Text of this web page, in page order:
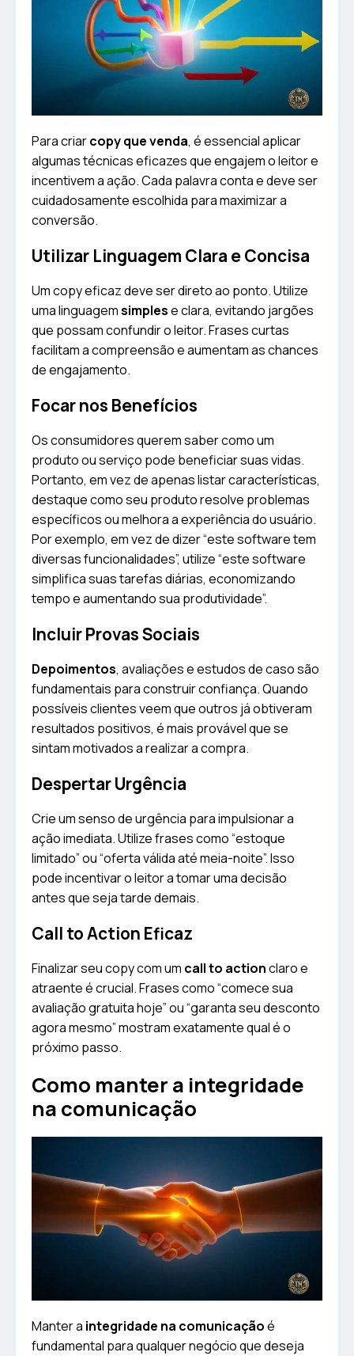
Para criarcopy que venda, é essencial aplicar
algumas técnicas eficazes que engajem o leitor e
incentivem a ação. Cada palavra conta e deve ser
cuidadosamente escolhida para maximizar a
conversão.
Utilizar Linguagem Clara e Concisa
Um copy eficaz deve ser direto ao ponto. Utilize
uma linguagemsimplese clara, evitando jargões
que possam confundir o leitor. Frases curtas
facilitam a compreensão e aumentam as chances
de engajamento.
Focar nos Benefícios
Os consumidores querem saber como um
produto ou serviço pode beneficiar suas vidas.
Portanto, em vez de apenas listar características,
destaque como seu produto resolve problemas
específicos ou melhora a experiência do usuário.
Por exemplo, em vez de dizer “este software tem
diversas funcionalidades”, utilize “este software
simplifica suas tarefas diárias, economizando
tempo e aumentando sua produtividade”.
Incluir Provas Sociais
Depoimentos, avaliações e estudos de caso são
fundamentais para construir confiança. Quando
possíveis clientes veem que outros já obtiveram
resultados positivos, é mais provável que se
sintam motivados a realizar a compra.
Despertar Urgência
Crie um senso de urgência para impulsionar a
ação imediata. Utilize frases como “estoque
limitado” ou “oferta válida até meia-noite”. Isso
pode incentivar o leitor a tomar uma decisão
antes que seja tarde demais.
Call to Action Eficaz
Finalizar seu copy com um call to actionclaro e
atraente é crucial. Frases como “comece sua
avaliação gratuita hoje” ou “garanta seu desconto
agora mesmo” mostram exatamente qual é o
próximo passo.
Como manter a integridade
na comunicação
Manter a integridade na comunicaçãoé
fundamental para qualquer negócio que deseja